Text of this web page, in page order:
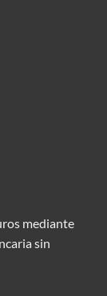
mediante
sin